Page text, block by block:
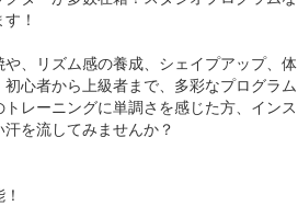
す！
、リズム感の養成、シェイプアップ、体
心者から上級者まで、多彩なプログラ
レーニングに単調さを感じた方、イン
を流してみませんか？